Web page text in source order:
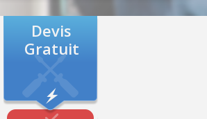
Devis
Gratuit